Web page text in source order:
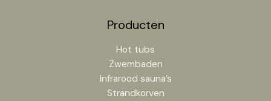
Producten
Hot tubs
Zwembaden
Infrarood sauna’s
Strandkorven